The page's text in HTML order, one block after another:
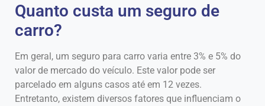
Quanto custa um seguro de
carro?
Em geral, um seguro para carro varia entre 3% e 5% do
valor de mercado do veículo. Este valor pode ser
parcelado em alguns casos até em 12 vezes.
Entretanto, existem diversos fatores que influenciam o